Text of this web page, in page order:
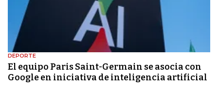
DEPORTE
El equipo Paris Saint-Germain se asocia con
Google en iniciativa de inteligencia artificial